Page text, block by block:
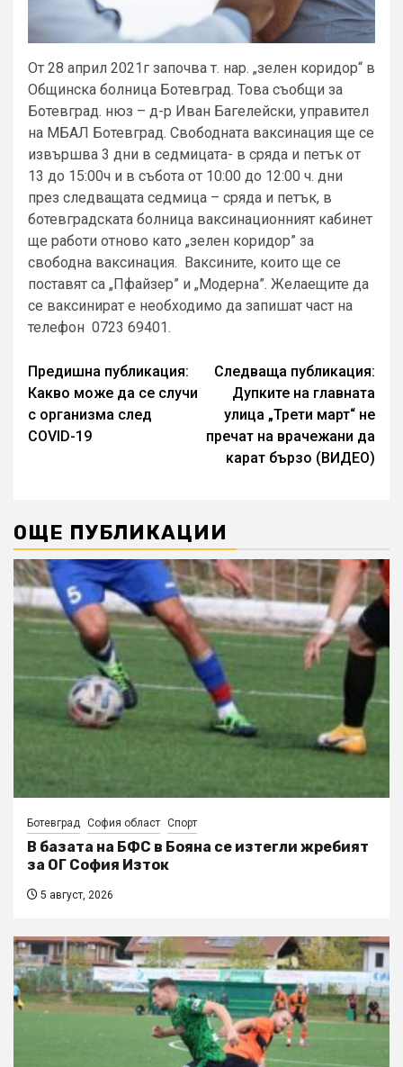
От 28 април 2021г започва т. нар. „зелен коридор“ в
Общинска болница Ботевград. Това съобщи за
Ботевград. нюз – д-р Иван Багелейски, управител
на МБАЛ Ботевград. Свободната ваксинация ще се
извършва 3 дни в седмицата- в сряда и петък от
13 до 15:00ч и в събота от 10:00 до 12:00 ч. дни
през следващата седмица – сряда и петък, в
ботевградската болница ваксинационният кабинет
ще работи отново като „зелен коридор” за
свободна ваксинация. Ваксините, които ще се
поставят са „Пфайзер” и „Модерна”. Желаещите да
се ваксинират е необходимо да запишат част на
телефон 0723 69401.
Continue
Reading
Предишна публикация:
Какво може да се случи
с организма след
COVID-19
Следваща публикация:
Дупките на главната
улица „Трети март“ не
пречат на врачежани да
карат бързо (ВИДЕО)
ОЩЕ ПУБЛИКАЦИИ
Ботевград София област Спорт
В базата на БФС в Бояна се изтегли жребият
за ОГ София Изток
5 август, 2026